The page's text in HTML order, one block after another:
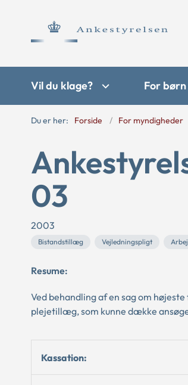
Vil du klage? For
Du er her: Forside For myndigheder
03
2003
Bistandstillæg Vejledningspligt
Resume:
Ved behandling af en sag om
plejetillæg, som kunne dække
Kassation: